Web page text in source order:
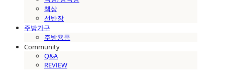
책상
선반장
주방가구
주방용품
Community
Q&A
REVIEW